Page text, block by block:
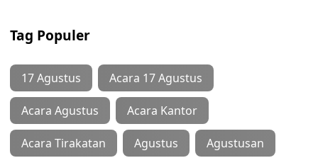
Tag Populer
17 Agustus Acara 17 Agustus
Acara Agustus Acara Kantor
Acara Tirakatan Agustus Agustusan